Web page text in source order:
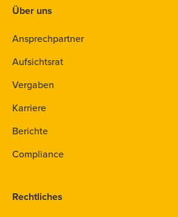
Über uns
Ansprechpartner
Aufsichtsrat
Vergaben
Karriere
Berichte
Compliance
Rechtliches